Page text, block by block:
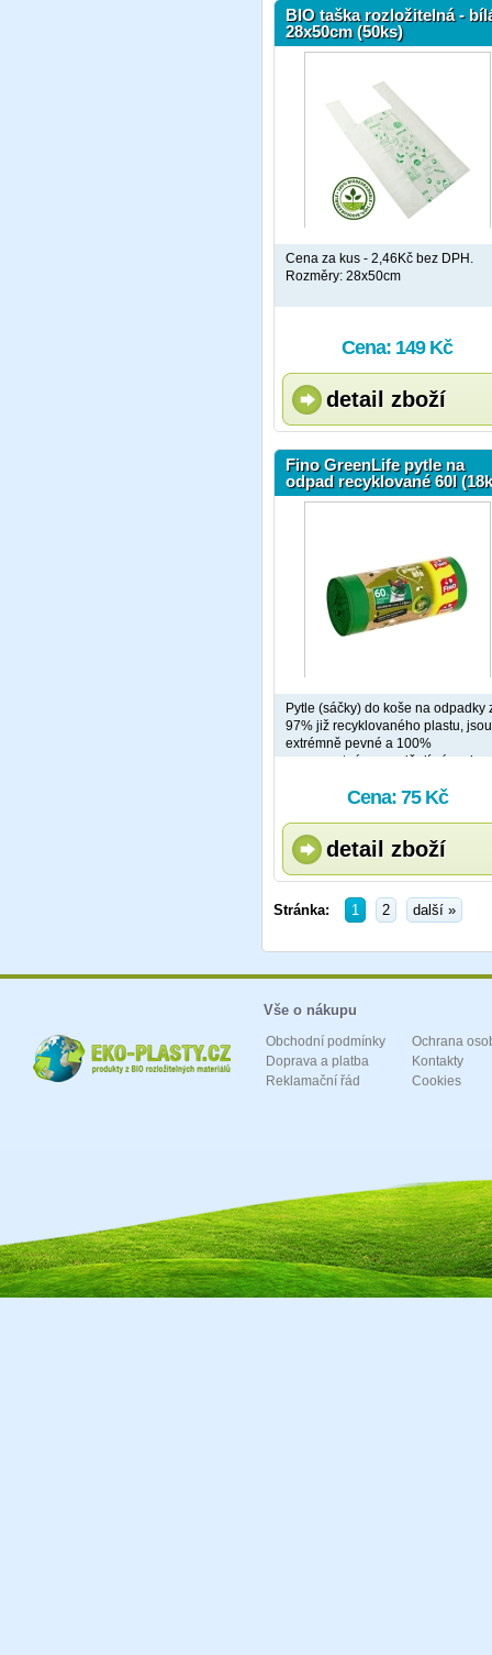
BIO taška rozložitelná -
28x50cm (50ks)
Cena za kus - 2,46Kč bez DPH.
Rozměry: 28x50cm
Cena: 149 Kč
detail zboží
Fino GreenLife pytle na
odpad recyklované 60l
Pytle (sáčky) do koše na odpadky
97% již recyklovaného plastu, jsou
extrémně pevné a 100%
nepropustné, neuvolňují zápach.
kontejnerů na plast / směsného
Cena: 75 Kč
detail zboží
Stránka: 1 2 další »
Vše o nákupu
Obchodní podmínky
Doprava a platba
Reklamační řád
Ochrana
Kontakty
Cookies